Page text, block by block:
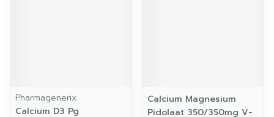
Pharmagenerix
Calcium D3 Pg
Calcium Magnesium
Pidolaat 350/350mg V-